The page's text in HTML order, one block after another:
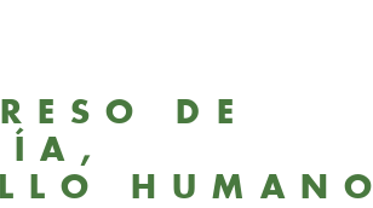
DE
HUMANO